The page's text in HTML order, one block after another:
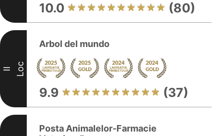
10.0 (80)
II Loc
Arbol del mundo
9.9 (37)
Posta Animalelor-Farmacie